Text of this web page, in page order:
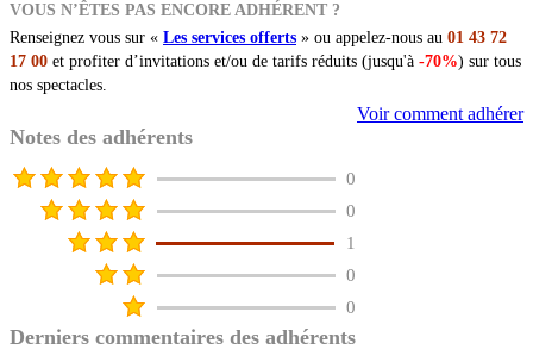
VOUS N’ÊTES PAS ENCORE ADHÉRENT ?
Renseignez vous sur « Les services offerts » ou appelez-nous au 01 43 72
17 00 et profiter d’invitations et/ou de tarifs réduits (jusqu'à -70%) sur tous
nos spectacles.
Voir comment adhérer
Notes des adhérents
0
0
1
0
0
Derniers commentaires des adhérents